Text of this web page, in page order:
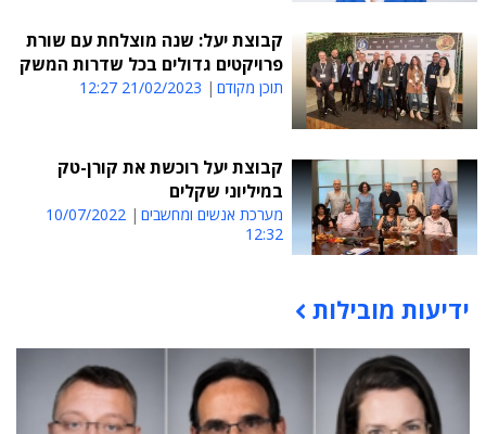
קבוצת יעל: שנה מוצלחת עם שורת
פרויקטים גדולים בכל שדרות המשק
תוכן מקודם 21/02/2023 12:27
קבוצת יעל רוכשת את קורן-טק
במיליוני שקלים
מערכת אנשים ומחשבים
10/07/2022
12:32
תוכן פרסומי
ידיעות מובילות